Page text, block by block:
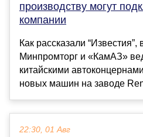
производству могут
компании
Как рассказали
Минпромторг и «КамАЗ»
китайскими
новых машин на заводе
22:30, 01 Авг